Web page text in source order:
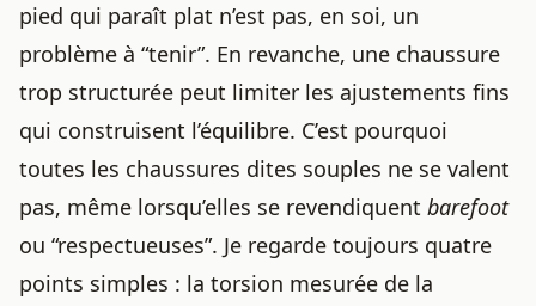
pied qui paraît plat n’est pas, en soi, un
problème à “tenir”. En revanche, une chaussure
trop structurée peut limiter les ajustements fins
qui construisent l’équilibre. C’est pourquoi
toutes les chaussures dites souples ne se valent
pas, même lorsqu’elles se revendiquent barefoot
ou “respectueuses”. Je regarde toujours quatre
points simples : la torsion mesurée de la